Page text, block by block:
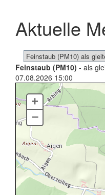
Aktuelle
Feinstaub (PM10) - als
07.08.2026 15:00
+
–